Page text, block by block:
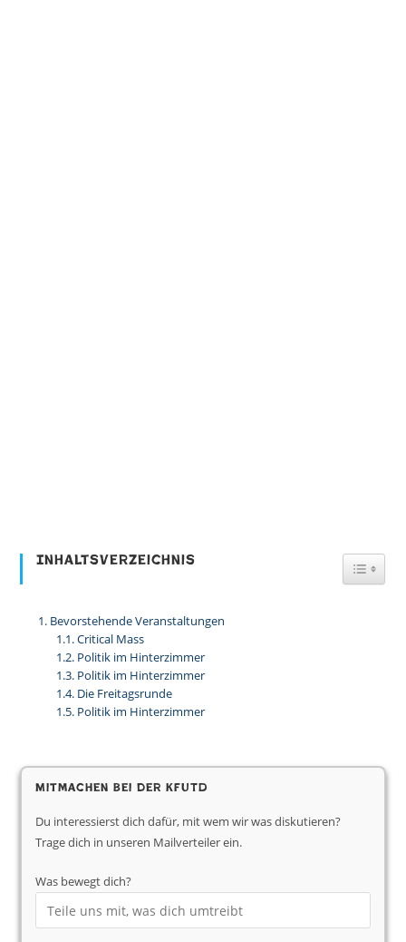
Inhaltsverzeichnis
Bevorstehende Veranstaltungen
Critical Mass
Politik im Hinterzimmer
Politik im Hinterzimmer
Die Freitagsrunde
Politik im Hinterzimmer
Mitmachen bei der KfUTD
Du interessierst dich dafür, mit wem wir was diskutieren?
Trage dich in unseren Mailverteiler ein.
Was bewegt dich?